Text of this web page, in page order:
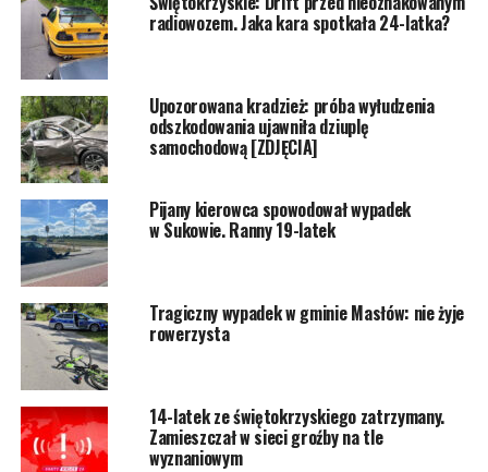
radiowozem. Jaka kara spotkała 24-latka?
Upozorowana kradzież: próba wyłudzenia
odszkodowania ujawniła dziuplę
samochodową [ZDJĘCIA]
Pijany kierowca spowodował wypadek
w Sukowie. Ranny 19-latek
Tragiczny wypadek w gminie Masłów: nie żyje
rowerzysta
14-latek ze świętokrzyskiego zatrzymany.
Zamieszczał w sieci groźby na tle
wyznaniowym